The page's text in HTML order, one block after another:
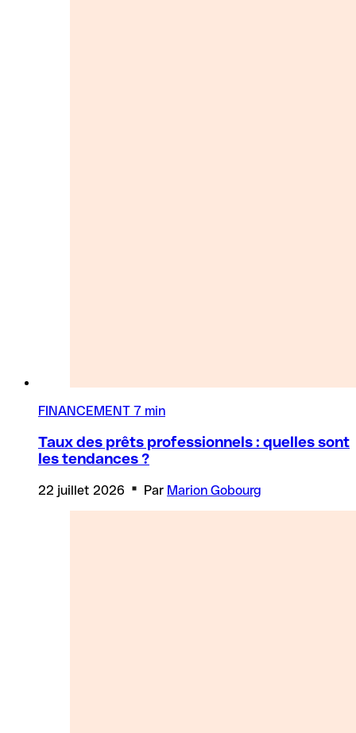
FINANCEMENT 7 min
Taux des prêts professionnels : quelles sont
les tendances ?
22 juillet 2026 Par Marion Gobourg